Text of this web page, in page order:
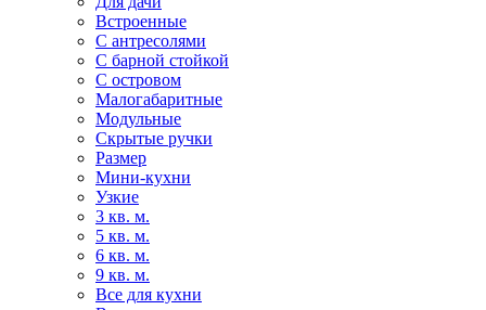
Встроенные
С антресолями
С барной стойкой
С островом
Малогабаритные
Модульные
Скрытые ручки
Размер
Мини-кухни
Узкие
3 кв. м.
5 кв. м.
6 кв. м.
9 кв. м.
Все для кухни